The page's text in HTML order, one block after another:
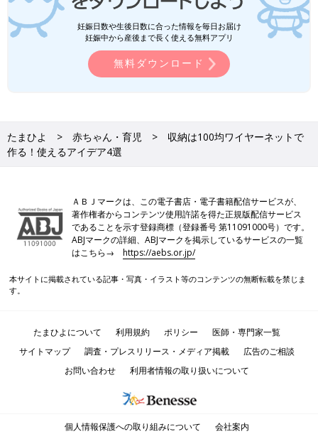
妊娠日数や生後日数に合った情報を毎日お届け
妊娠中から産後まで長く使える無料アプリ
無料ダウンロード
たまひよ 赤ちゃん・育児
収納は100均ワイヤーネットで
作る！使えるアイデア4選
ＡＢＪマークは、この電子書店・電子書籍配信サービスが、
著作権者からコンテンツ使用許諾を得た正規版配信サービス
であることを示す登録商標（登録番号 第11091000号）です。
ABJマークの詳細、ABJマークを掲示しているサービスの一覧
はこちら→https://aebs.or.jp/
本サイトに掲載されている記事・写真・イラスト等のコンテンツの無断転載を禁じま
す。
たまひよについて 利用規約 ポリシー
医師・専門家一覧
サイトマップ
調査・プレスリリース・メディア掲載
広告のご相談
お問い合わせ
利用者情報の取り扱いについて
個人情報保護への取り組みについて 会社案内